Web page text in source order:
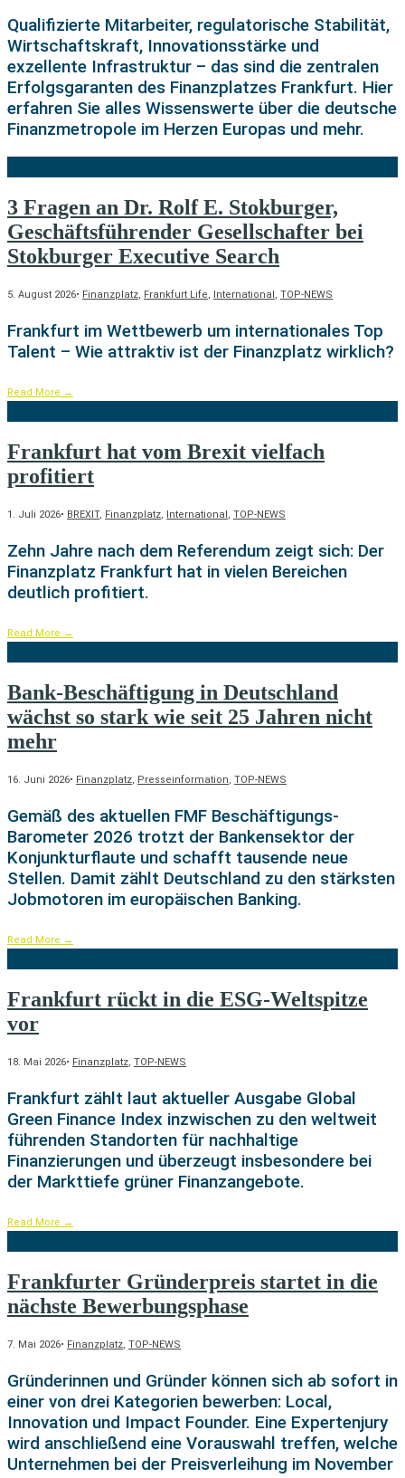
Qualifizierte Mitarbeiter, regulatorische Stabilität,
Wirtschaftskraft, Innovationsstärke und
exzellente Infrastruktur – das sind die zentralen
Erfolgsgaranten des Finanzplatzes Frankfurt. Hier
erfahren Sie alles Wissenswerte über die deutsche
Finanzmetropole im Herzen Europas und mehr.
3 Fragen an Dr. Rolf E. Stokburger,
Geschäftsführender Gesellschafter bei
Stokburger Executive Search
5. August 2026• Finanzplatz, Frankfurt Life, International , TOP-NEWS
Frankfurt im Wettbewerb um internationales Top
Talent – Wie attraktiv ist der Finanzplatz wirklich?
Read More →
Frankfurt hat vom Brexit vielfach
profitiert
1. Juli 2026• BREXIT, Finanzplatz, International , TOP-NEWS
Zehn Jahre nach dem Referendum zeigt sich: Der
Finanzplatz Frankfurt hat in vielen Bereichen
deutlich profitiert.
Read More →
Bank-Beschäftigung in Deutschland
wächst so stark wie seit 25 Jahren nicht
mehr
16. Juni 2026• Finanzplatz, Presseinformation, TOP-NEWS
Gemäß des aktuellen FMF Beschäftigungs-
Barometer 2026 trotzt der Bankensektor der
Konjunkturflaute und schafft tausende neue
Stellen. Damit zählt Deutschland zu den stärksten
Jobmotoren im europäischen Banking.
Read More →
Frankfurt rückt in die ESG-Weltspitze
vor
18. Mai 2026• Finanzplatz, TOP-NEWS
Frankfurt zählt laut aktueller Ausgabe Global
Green Finance Index inzwischen zu den weltweit
führenden Standorten für nachhaltige
Finanzierungen und überzeugt insbesondere bei
der Markttiefe grüner Finanzangebote.
Read More →
Frankfurter Gründerpreis startet in die
nächste Bewerbungsphase
7. Mai 2026• Finanzplatz TOP-NEWS
Gründerinnen und Gründer können sich ab sofort in
einer von drei Kategorien bewerben: Local,
Innovation und Impact Founder. Eine Expertenjury
wird anschließend eine Vorauswahl treffen, welche
Unternehmen bei der Preisverleihung im November